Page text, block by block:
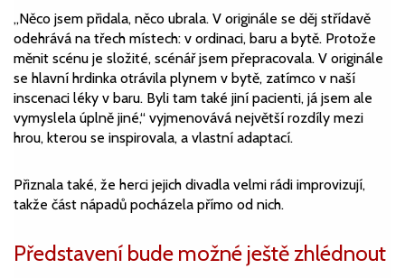
„Něco jsem přidala, něco ubrala. V originále se děj střídavě
odehrává na třech místech: v ordinaci, baru a bytě. Protože
měnit scénu je složité, scénář jsem přepracovala. V originále
se hlavní hrdinka otrávila plynem v bytě, zatímco v naší
inscenaci léky v baru. Byli tam také jiní pacienti, já jsem ale
vymyslela úplně jiné,“ vyjmenovává největší rozdíly mezi
hrou, kterou se inspirovala, a vlastní adaptací.
Přiznala také, že herci jejich divadla velmi rádi improvizují,
takže část nápadů pocházela přímo od nich.
Představení bude možné ještě zhlédnout